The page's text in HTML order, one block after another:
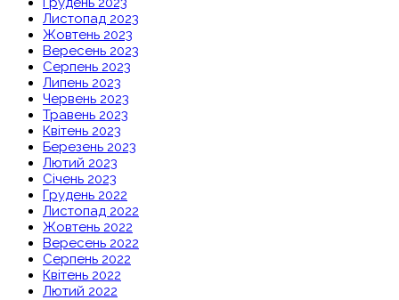
Листопад 2023
Жовтень 2023
Вересень 2023
Серпень 2023
Липень 2023
Червень 2023
Травень 2023
Квітень 2023
Березень 2023
Лютий 2023
Січень 2023
Грудень 2022
Листопад 2022
Жовтень 2022
Вересень 2022
Серпень 2022
Квітень 2022
Лютий 2022